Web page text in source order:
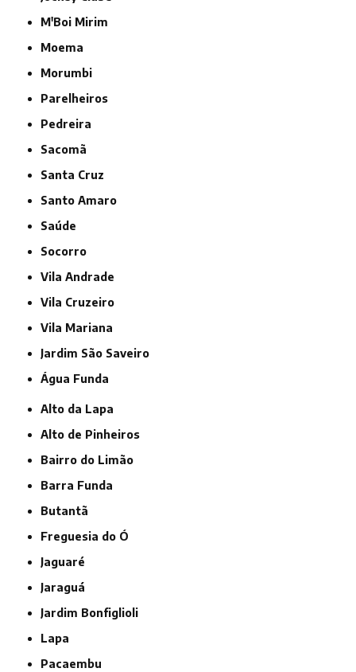
M'Boi Mirim
Moema
Morumbi
Parelheiros
Pedreira
Sacomã
Santa Cruz
Santo Amaro
Saúde
Socorro
Vila Andrade
Vila Cruzeiro
Vila Mariana
jardim São Saveiro
Água Funda
Alto da Lapa
Alto de Pinheiros
Bairro do Limão
Barra Funda
Butantã
Freguesia do Ó
Jaguaré
Jaraguá
Jardim Bonfiglioli
Lapa
Pacaembu